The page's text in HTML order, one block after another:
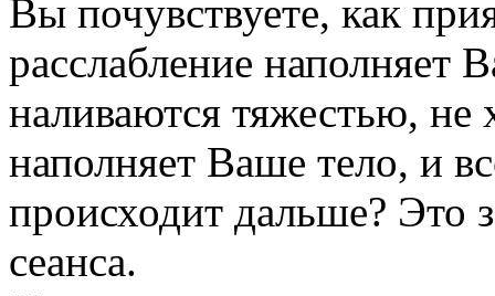
Вы почувствуете, как
расслабление
наливаются тяжестью, не
наполняет Ваше тело, и
происходит дальше? Это
сеанса.